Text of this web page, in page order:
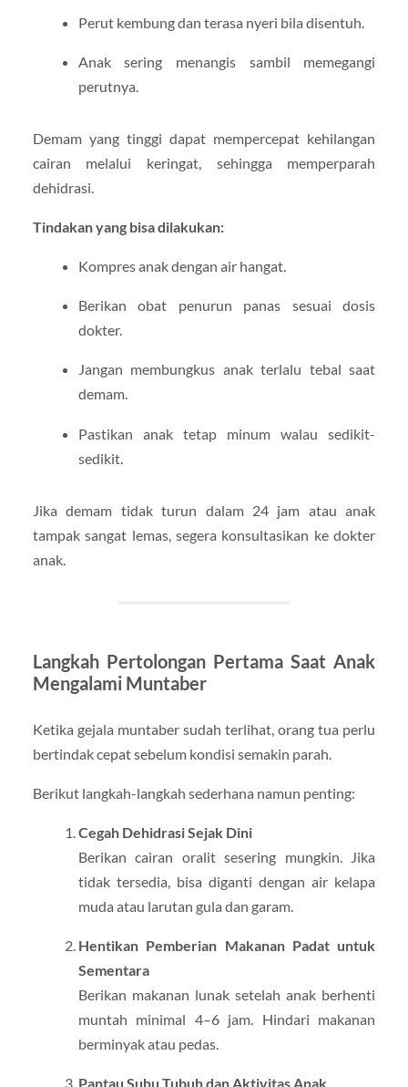
Perut kembung dan terasa nyeri bila disentuh.
Anak sering menangis sambil memegangi
perutnya.
Demam yang tinggi dapat mempercepat kehilangan
cairan melalui keringat, sehingga memperparah
dehidrasi.
Tindakan yang bisa dilakukan:
Kompres anak dengan air hangat.
Berikan obat penurun panas sesuai dosis
dokter.
Jangan membungkus anak terlalu tebal saat
demam.
Pastikan anak tetap minum walau sedikit-
sedikit.
Jika demam tidak turun dalam 24 jam atau anak
tampak sangat lemas, segera konsultasikan ke dokter
anak.
Langkah Pertolongan Pertama Saat Anak
Mengalami Muntaber
Ketika gejala muntaber sudah terlihat, orang tua perlu
bertindak cepat sebelum kondisi semakin parah.
Berikut langkah-langkah sederhana namun penting:
Cegah Dehidrasi Sejak Dini
Berikan cairan oralit sesering mungkin. Jika
tidak tersedia, bisa diganti dengan air kelapa
muda atau larutan gula dan garam.
Hentikan Pemberian Makanan Padat untuk
Sementara
Berikan makanan lunak setelah anak berhenti
muntah minimal 4–6 jam. Hindari makanan
berminyak atau pedas.
Pantau Suhu Tubuh dan Aktivitas Anak